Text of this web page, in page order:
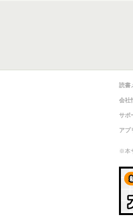
読書
会社
サポ
アプ
※本